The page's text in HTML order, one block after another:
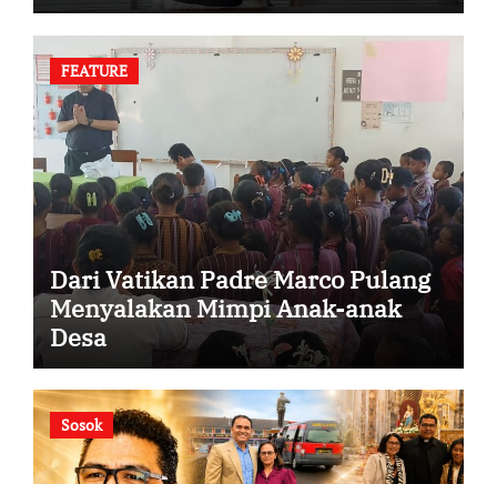
FEATURE
Dari Vatikan Padre Marco Pulang
Menyalakan Mimpi Anak-anak
Desa
Sosok